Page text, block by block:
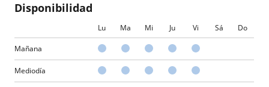
Disponibilidad
Lu Ma Mi Ju Vi Sá Do
Mañana
Mediodía